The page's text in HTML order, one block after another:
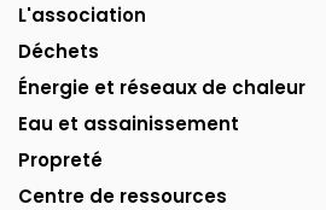
L'association
Déchets
Énergie et réseaux de chaleur
Eau et assainissement
Propreté
Centre de ressources